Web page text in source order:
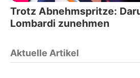
Trotz Abnehmspritze:
Lombardi zunehmen
Aktuelle Artikel